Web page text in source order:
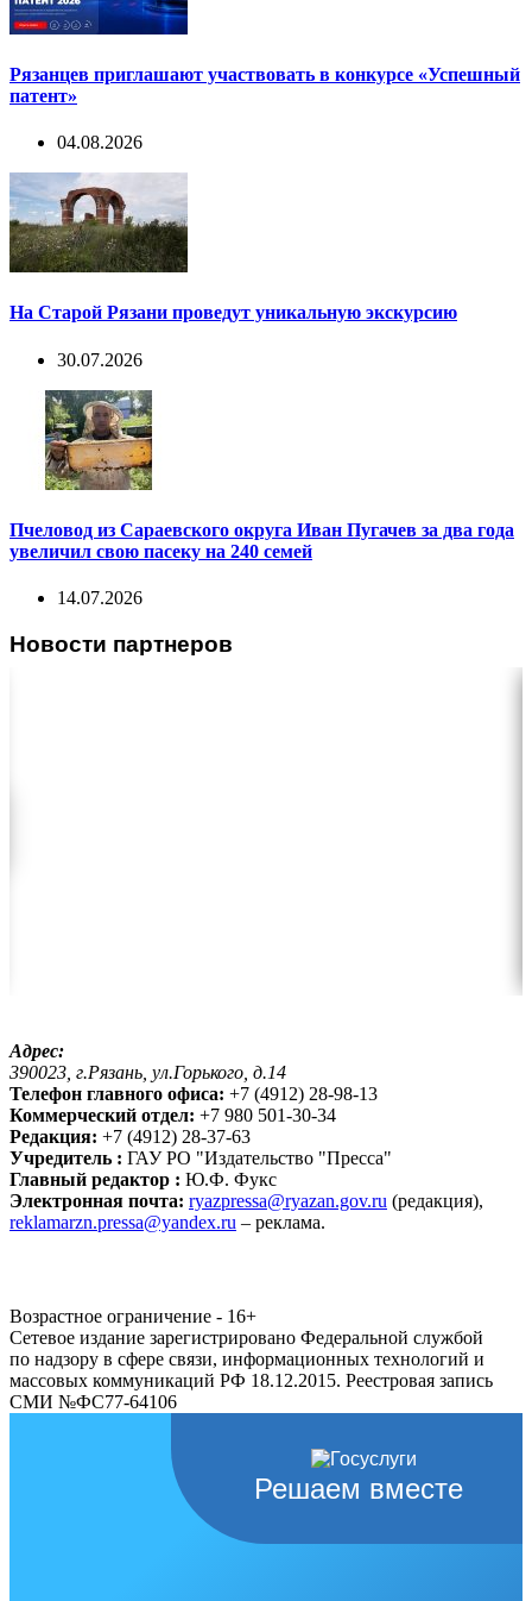
Рязанцев приглашают участвовать в конкурсе «Успешный
патент»
04.08.2026
На Старой Рязани проведут уникальную экскурсию
30.07.2026
Пчеловод из Сараевского округа Иван Пугачев за два года
увеличил свою пасеку на 240 семей
14.07.2026
Новости партнеров
Адрес:
390023, г.Рязань, ул.Горького, д.14
Телефон главного офиса: +7 (4912) 28-98-13
Коммерческий отдел: +7 980 501-30-34
Редакция: +7 (4912) 28-37-63
Учредитель : ГАУ РО "Издательство "Пресса"
Главный редактор : Ю.Ф. Фукс
Электронная почта: ryazpressa@ryazan.gov.ru (редакция),
reklamarzn.pressa@yandex.ru – реклама.
Возрастное ограничение - 16+
Сетевое издание зарегистрировано Федеральной службой
по надзору в сфере связи, информационных технологий и
массовых коммуникаций РФ 18.12.2015. Реестровая запись
СМИ №ФС77-64106
Решаем вместе